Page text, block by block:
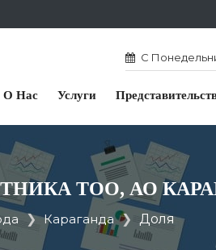
С
О Нас Услуги
ТОО, АО
Караганда Доля